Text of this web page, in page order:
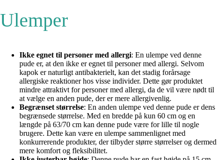
Ulemper
Ikke egnet til personer med allergi: En ulempe ved denne
pude er, at den ikke er egnet til personer med allergi. Selvom
kapok er naturligt antibakterielt, kan det stadig forårsage
allergiske reaktioner hos visse individer. Dette gør produktet
mindre attraktivt for personer med allergi, da de vil være nødt til
at vælge en anden pude, der er mere allergivenlig.
Begrænset størrelse: En anden ulempe ved denne pude er dens
begrænsede størrelse. Med en bredde på kun 60 cm og en
længde på 63/70 cm kan denne pude være for lille til nogle
brugere. Dette kan være en ulempe sammenlignet med
konkurrerende produkter, der tilbyder større størrelser og dermed
mere komfort og fleksibilitet.